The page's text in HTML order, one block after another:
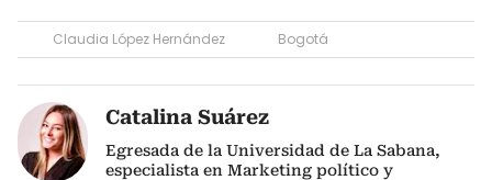
Claudia López Hernández Bogotá
Catalina Suárez
Egresada de la Universidad de La Sabana,
especialista en Marketing político y